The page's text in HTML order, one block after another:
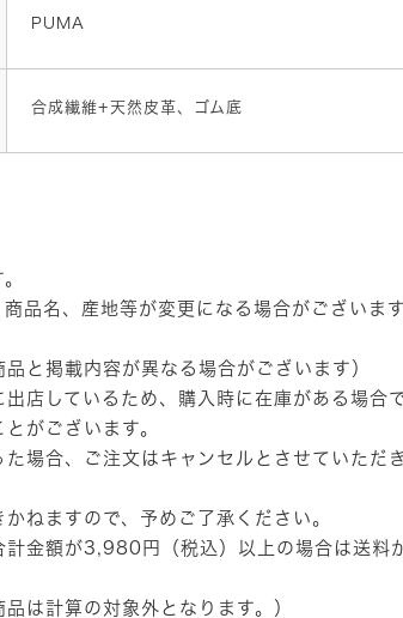
PUMA
合成繊維+天然皮革、ゴム底
品名、産地等が変更になる場合がございます
品と掲載内容が異なる場合がございます）
店しているため、購入時に在庫がある場合
がございます。
場合、ご注文はキャンセルとさせていただ
ねますので、予めご了承ください。
金額が3,980円（税込）以上の場合は送料
品は計算の対象外となります。）